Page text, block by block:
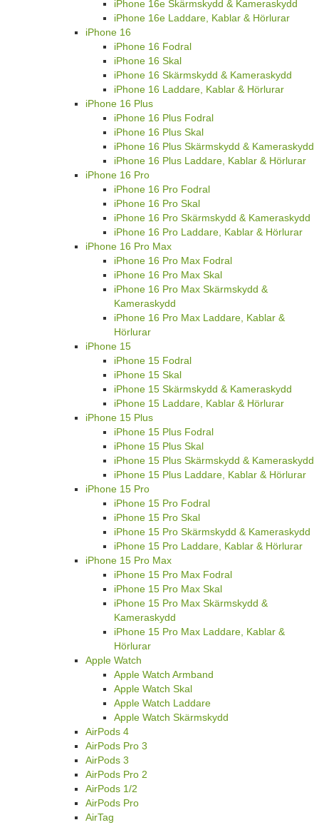
iPhone 16e Skärmskydd & Kameraskydd
iPhone 16e Laddare, Kablar & Hörlurar
iPhone 16
iPhone 16 Fodral
iPhone 16 Skal
iPhone 16 Skärmskydd & Kameraskydd
iPhone 16 Laddare, Kablar & Hörlurar
iPhone 16 Plus
iPhone 16 Plus Fodral
iPhone 16 Plus Skal
iPhone 16 Plus Skärmskydd & Kameraskydd
iPhone 16 Plus Laddare, Kablar & Hörlurar
iPhone 16 Pro
iPhone 16 Pro Fodral
iPhone 16 Pro Skal
iPhone 16 Pro Skärmskydd & Kameraskydd
iPhone 16 Pro Laddare, Kablar & Hörlurar
iPhone 16 Pro Max
iPhone 16 Pro Max Fodral
iPhone 16 Pro Max Skal
iPhone 16 Pro Max Skärmskydd &
Kameraskydd
iPhone 16 Pro Max Laddare, Kablar &
Hörlurar
iPhone 15
iPhone 15 Fodral
iPhone 15 Skal
iPhone 15 Skärmskydd & Kameraskydd
iPhone 15 Laddare, Kablar & Hörlurar
iPhone 15 Plus
iPhone 15 Plus Fodral
iPhone 15 Plus Skal
iPhone 15 Plus Skärmskydd & Kameraskydd
iPhone 15 Plus Laddare, Kablar & Hörlurar
iPhone 15 Pro
iPhone 15 Pro Fodral
iPhone 15 Pro Skal
iPhone 15 Pro Skärmskydd & Kameraskydd
iPhone 15 Pro Laddare, Kablar & Hörlurar
iPhone 15 Pro Max
iPhone 15 Pro Max Fodral
iPhone 15 Pro Max Skal
iPhone 15 Pro Max Skärmskydd &
Kameraskydd
iPhone 15 Pro Max Laddare, Kablar &
Hörlurar
Apple Watch
Apple Watch Armband
Apple Watch Skal
Apple Watch Laddare
Apple Watch Skärmskydd
AirPods 4
AirPods Pro 3
AirPods 3
AirPods Pro 2
AirPods 1/2
AirPods Pro
AirTag